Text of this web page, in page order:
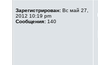
Зарегистрирован: Вс май 27,
2012 10:19 pm
Сообщения: 140